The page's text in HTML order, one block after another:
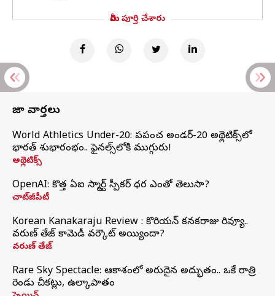
మీరు పూర్తి చేశారు
తాజా వార్తలు
World Athletics Under-20: ప్రపంచ అండర్-20 అథ్లెటిక్స్‌లో
భారత్‌ శుభారంభం.. ఫైనల్స్‌లోకి ముగ్గురు!
అథ్లెటిక్స్
OpenAI: కొత్త ఏఐ స్మార్ట్ స్పీకర్ ధర ఎంతో తెలుసా?
చాట్‌జీపీటీ
Korean Kanakaraju Review : కొరియన్ కనకరాజు రివ్యూ..
వరుణ్ తేజ్ కామెడీ వర్కౌట్ అయ్యిందా?
వరుణ్ తేజ్
Rare Sky Spectacle: ఆకాశంలో అరుదైన అద్భుతం.. ఒకే రాత్రి
రెండు చీకట్లు, ఉల్కాపాతం